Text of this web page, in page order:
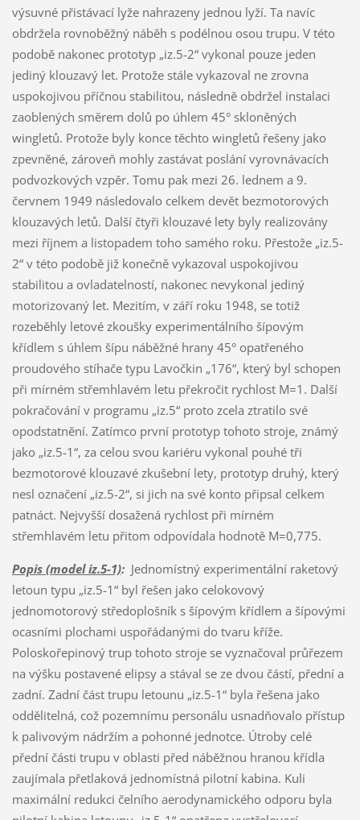
výsuvné přistávací lyže nahrazeny jednou lyží. Ta navíc
obdržela rovnoběžný náběh s podélnou osou trupu. V této
podobě nakonec prototyp „iz.5-2“ vykonal pouze jeden
jediný klouzavý let. Protože stále vykazoval ne zrovna
uspokojivou příčnou stabilitou, následně obdržel instalaci
zaoblených směrem dolů po úhlem 45° skloněných
wingletů. Protože byly konce těchto wingletů řešeny jako
zpevněné, zároveň mohly zastávat poslání vyrovnávacích
podvozkových vzpěr. Tomu pak mezi 26. lednem a 9.
červnem 1949 následovalo celkem devět bezmotorových
klouzavých letů. Další čtyři klouzavé lety byly realizovány
mezi říjnem a listopadem toho samého roku. Přestože „iz.5-
2“ v této podobě již konečně vykazoval uspokojivou
stabilitou a ovladatelností, nakonec nevykonal jediný
motorizovaný let. Mezitím, v září roku 1948, se totiž
rozeběhly letové zkoušky experimentálního šípovým
křídlem s úhlem šípu náběžné hrany 45° opatřeného
proudového stíhače typu Lavočkin „176“, který byl schopen
při mírném střemhlavém letu překročit rychlost M=1. Další
pokračování v programu „iz.5“ proto zcela ztratilo své
opodstatnění. Zatímco první prototyp tohoto stroje, známý
jako „iz.5-1“, za celou svou kariéru vykonal pouhé tři
bezmotorové klouzavé zkušební lety, prototyp druhý, který
nesl označení „iz.5-2“, si jich na své konto připsal celkem
patnáct. Nejvyšší dosažená rychlost při mírném
střemhlavém letu přitom odpovídala hodnotě M=0,775.
Popis (model iz.5-1):Jednomístný experimentální raketový
letoun typu „iz.5-1“ byl řešen jako celokovový
jednomotorový středoplošník s šípovým křídlem a šípovými
ocasními plochami uspořádanými do tvaru kříže.
Poloskořepinový trup tohoto stroje se vyznačoval průřezem
na výšku postavené elipsy a stával se ze dvou částí, přední a
zadní. Zadní část trupu letounu „iz.5-1“ byla řešena jako
oddělitelná, což pozemnímu personálu usnadňovalo přístup
k palivovým nádržím a pohonné jednotce. Útroby celé
přední části trupu v oblasti před náběžnou hranou křídla
zaujímala přetlaková jednomístná pilotní kabina. Kuli
maximální redukci čelního aerodynamického odporu byla